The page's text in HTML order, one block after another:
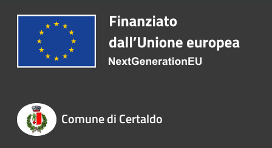
Comune di Certaldo